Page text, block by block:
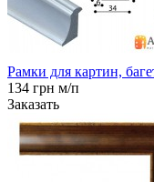
Рамки для картин,
134 грн м/п
Заказать